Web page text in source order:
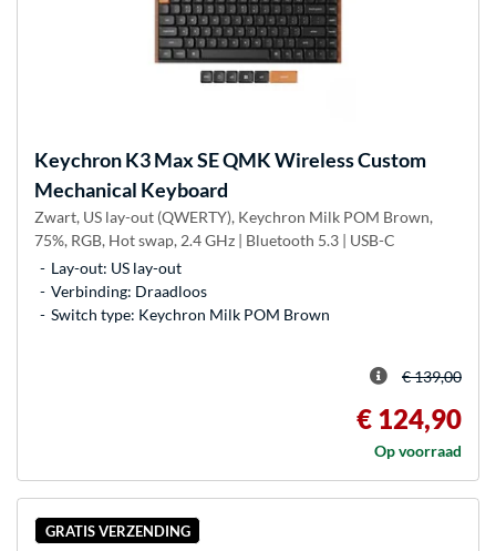
KeychronK3 Max SE QMK Wireless Custom
Mechanical Keyboard
Zwart, US lay-out (QWERTY), Keychron Milk POM Brown,
75%, RGB, Hot swap, 2.4 GHz | Bluetooth 5.3 | USB-C
Lay-out: US lay-out
Verbinding: Draadloos
Switch type: Keychron Milk POM Brown
€ 139,00
€ 124,90
Op voorraad
GRATIS VERZENDING